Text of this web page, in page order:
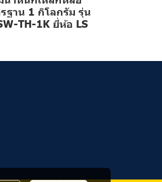
ฐาน 1 กิโลกรัม รุ่น
TH-1K ยี่ห้อ LS